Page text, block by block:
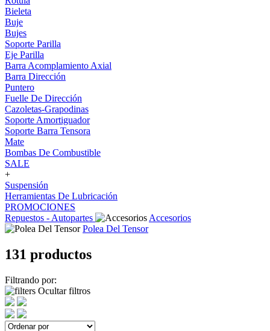
Bieleta
Buje
Bujes
Soporte Parilla
Eje Parilla
Barra Acomplamiento Axial
Barra Dirección
Puntero
Fuelle De Dirección
Cazoletas-Grapodinas
Soporte Amortiguador
Soporte Barra Tensora
Mate
Bombas De Combustible
SALE
+
Suspensión
Herramientas De Lubricación
PROMOCIONES
Repuestos - Autopartes
Accesorios
Polea Del Tensor
131 productos
Filtrando por:
Ocultar filtros